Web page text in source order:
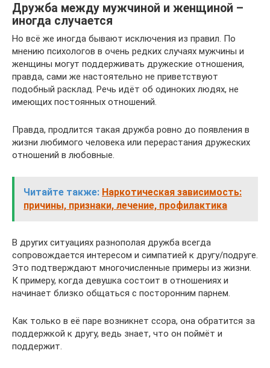
Дружба между мужчиной и женщиной –
иногда случается
Но всё же иногда бывают исключения из правил. По
мнению психологов в очень редких случаях мужчины и
женщины могут поддерживать дружеские отношения,
правда, сами же настоятельно не приветствуют
подобный расклад. Речь идёт об одиноких людях, не
имеющих постоянных отношений.
Правда, продлится такая дружба ровно до появления в
жизни любимого человека или перерастания дружеских
отношений в любовные.
Читайте также: Наркотическая зависимость:
причины, признаки, лечение, профилактика
В других ситуациях разнополая дружба всегда
сопровождается интересом и симпатией к другу/подруге.
Это подтверждают многочисленные примеры из жизни.
К примеру, когда девушка состоит в отношениях и
начинает близко общаться с посторонним парнем.
Как только в её паре возникнет ссора, она обратится за
поддержкой к другу, ведь знает, что он поймёт и
поддержит.